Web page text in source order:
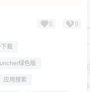
0 0
载
绿色版
应用搜索